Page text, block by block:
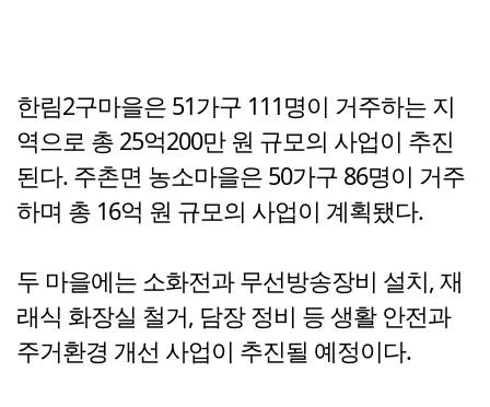
한림2구마을은 51가구 111명이 거주하는 지
역으로 총 25억200만 원 규모의 사업이 추진
된다. 주촌면 농소마을은 50가구 86명이 거주
하며 총 16억 원 규모의 사업이 계획됐다.
두 마을에는 소화전과 무선방송장비 설치, 재
래식 화장실 철거, 담장 정비 등 생활 안전과
주거환경 개선 사업이 추진될 예정이다.